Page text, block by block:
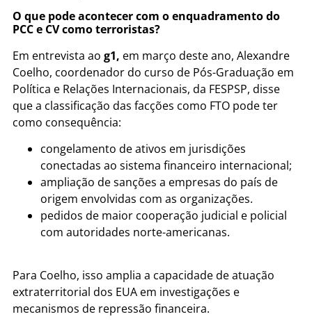
O que pode acontecer com o enquadramento do
PCC e CV como terroristas?
Em entrevista ao g1, em março deste ano, Alexandre
Coelho, coordenador do curso de Pós-Graduação em
Política e Relações Internacionais, da FESPSP, disse
que a classificação das facções como FTO pode ter
como consequência:
congelamento de ativos em jurisdições
conectadas ao sistema financeiro internacional;
ampliação de sanções a empresas do país de
origem envolvidas com as organizações.
pedidos de maior cooperação judicial e policial
com autoridades norte-americanas.
Para Coelho, isso amplia a capacidade de atuação
extraterritorial dos EUA em investigações e
mecanismos de repressão financeira.